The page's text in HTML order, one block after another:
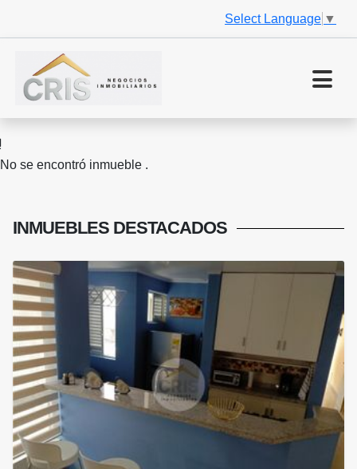
Select Language ▼
No se encontró inmueble .
INMUEBLES DESTACADOS